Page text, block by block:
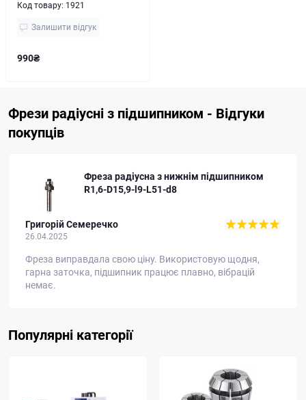
Код товару: 1921
Залишити відгук
990₴
Фрези радіусні з підшипником - Відгуки
покупців
Фреза радіусна з нижнім підшипником
R1,6-D15,9-l9-L51-d8
Григорій Семеречко
26.04.2025
Фреза виправдала свою ціну. Використовую щодня,
гарна заточка, підшипник працює плавно, вібрацій
немає.
Популярні категорії